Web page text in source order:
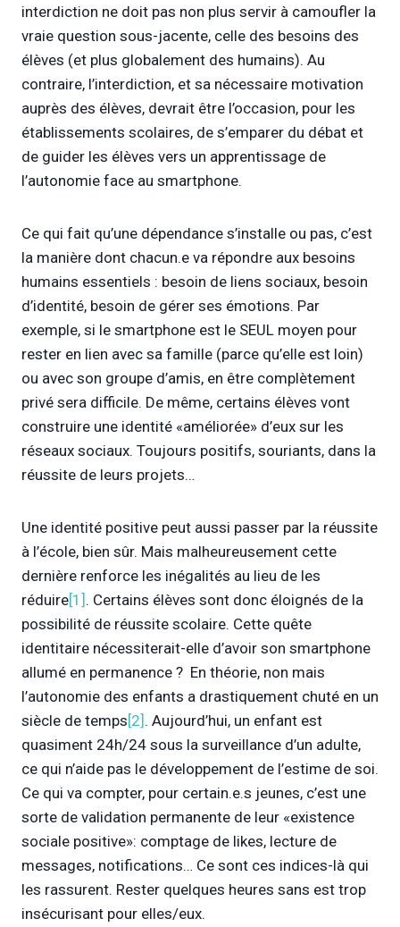
interdiction ne doit pas non plus servir à camoufler la
vraie question sous-jacente, celle des besoins des
élèves (et plus globalement des humains). Au
contraire, l’interdiction, et sa nécessaire motivation
auprès des élèves, devrait être l’occasion, pour les
établissements scolaires, de s’emparer du débat et
de guider les élèves vers un apprentissage de
l’autonomie face au smartphone.
Ce qui fait qu’une dépendance s’installe ou pas, c’est
la manière dont chacun.e va répondre aux besoins
humains essentiels : besoin de liens sociaux, besoin
d’identité, besoin de gérer ses émotions. Par
exemple, si le smartphone est le SEUL moyen pour
rester en lien avec sa famille (parce qu’elle est loin)
ou avec son groupe d’amis, en être complètement
privé sera difficile. De même, certains élèves vont
construire une identité «améliorée» d’eux sur les
réseaux sociaux. Toujours positifs, souriants, dans la
réussite de leurs projets…
Une identité positive peut aussi passer par la réussite
à l’école, bien sûr. Mais malheureusement cette
dernière renforce les inégalités au lieu de les
réduire[1] . Certains élèves sont donc éloignés de la
possibilité de réussite scolaire. Cette quête
identitaire nécessiterait-elle d’avoir son smartphone
allumé en permanence ? En théorie, non mais
l’autonomie des enfants a drastiquement chuté en un
siècle de temps[2] . Aujourd’hui, un enfant est
quasiment 24h/24 sous la surveillance d’un adulte,
ce qui n’aide pas le développement de l’estime de soi.
Ce qui va compter, pour certain.e.s jeunes, c’est une
sorte de validation permanente de leur «existence
sociale positive»: comptage de likes, lecture de
messages, notifications… Ce sont ces indices-là qui
les rassurent. Rester quelques heures sans est trop
insécurisant pour elles/eux.